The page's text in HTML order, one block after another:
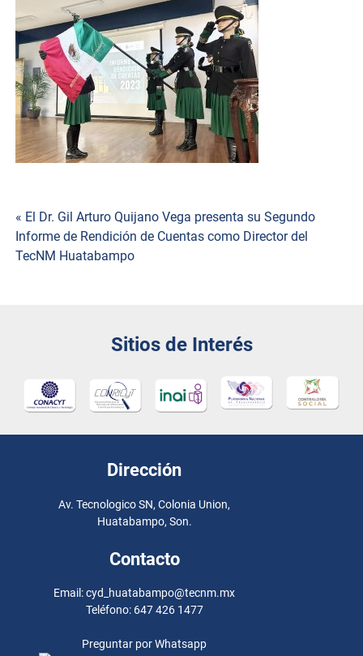
Navegación
de
« El Dr. Gil Arturo Quijano Vega presenta su Segundo
Informe de Rendición de Cuentas como Director del
TecNM Huatabampo
Sitios de Interés
Dirección
Av. Tecnologico SN, Colonia Union,
Huatabampo, Son.
Contacto
Email: cyd_huatabampo@tecnm.mx
Teléfono: 647 426 1477
Preguntar por Whatsapp